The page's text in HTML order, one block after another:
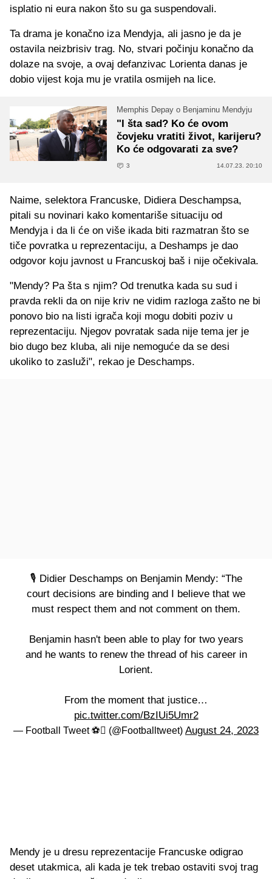
isplatio ni eura nakon što su ga suspendovali.
Ta drama je konačno iza Mendyja, ali jasno je da je
ostavila neizbrisiv trag. No, stvari počinju konačno da
dolaze na svoje, a ovaj defanzivac Lorienta danas je
dobio vijest koja mu je vratila osmijeh na lice.
Memphis Depay o Benjaminu Mendyju
"I šta sad? Ko će ovom
čovjeku vratiti život, karijeru?
Ko će odgovarati za sve?
3 14.07.23. 20:10
Naime, selektora Francuske, Didiera Deschampsa,
pitali su novinari kako komentariše situaciju od
Mendyja i da li će on više ikada biti razmatran što se
tiče povratka u reprezentaciju, a Deshamps je dao
odgovor koju javnost u Francuskoj baš i nije očekivala.
"Mendy? Pa šta s njim? Od trenutka kada su sud i
pravda rekli da on nije kriv ne vidim razloga zašto ne bi
ponovo bio na listi igrača koji mogu dobiti poziv u
reprezentaciju. Njegov povratak sada nije tema jer je
bio dugo bez kluba, ali nije nemoguće da se desi
ukoliko to zasluži", rekao je Deschamps.
🎙️ Didier Deschamps on Benjamin Mendy: “The
court decisions are binding and I believe that we
must respect them and not comment on them.
Benjamin hasn't been able to play for two years
and he wants to renew the thread of his career in
Lorient.
From the moment that justice…
pic.twitter.com/BzIUi5Umr2
— Football Tweet ⚽ (@Footballtweet) August 24, 2023
Mendy je u dresu reprezentacije Francuske odigrao
deset utakmica, ali kada je tek trebao ostaviti svoj trag